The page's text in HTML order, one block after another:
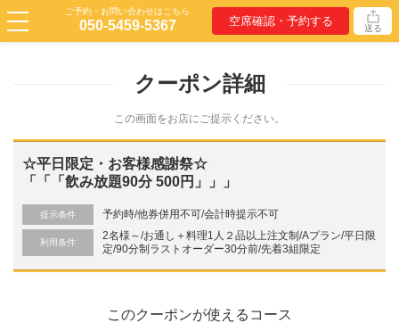
ご予約・お問い合わせはこちら
050-5459-5367 空席確認・予約する 送る
クーポン詳細
この画面をお店にご提示ください。
☆平日限定・お客様感謝祭☆
「「「飲み放題90分 500円」」」
提示条件 予約時/他券併用不可/会計時提示不可
利用条件
2名様～/お通し＋料理1人２品以上注文制/Aプラン/平日限
定/90分制ラストオーダー30分前/先着3組限定
このクーポンが使えるコース